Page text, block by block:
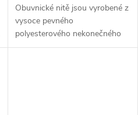
Obuvnické nitě jsou vyrobené z
vysoce pevného
polyesterového nekonečného
vlákna. Vynikají vysokou